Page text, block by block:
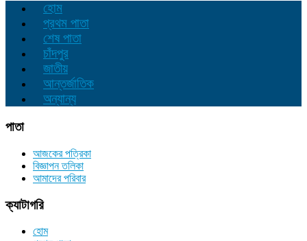
হোম
প্রথম পাতা
শেষ পাতা
চাঁদপুর
জাতীয়
আন্তর্জাতিক
অন্যান্য
পাতা
আজকের পত্রিকা
বিজ্ঞাপন তলিকা
আমাদের পরিবার
ক্যাটাগরি
হোম